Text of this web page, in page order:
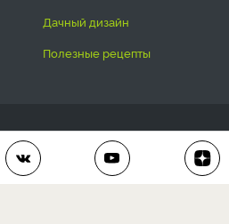
дачный дизайн
полезные рецепты